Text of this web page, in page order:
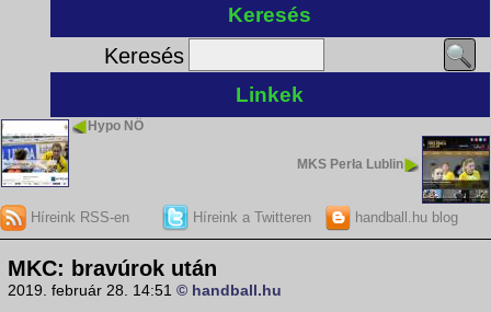
Keresés
Keresés
Linkek
Hypo NÖ
MKS Perła Lublin
Híreink RSS-en Híreink a Twitteren handball.hu blog
MKC: bravúrok után
2019. február 28. 14:51 © handball.hu